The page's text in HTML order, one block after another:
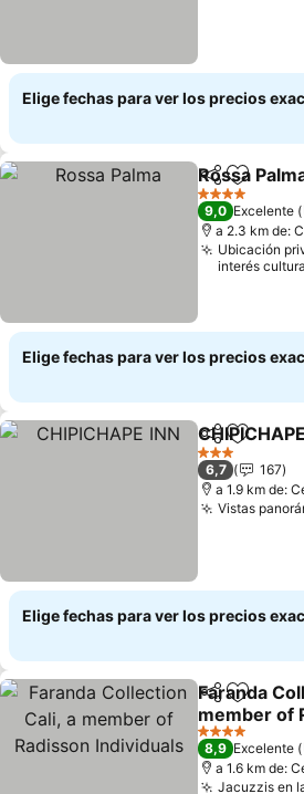
Elige fechas para ver los precios
Compartir
Rossa
4 Estrellas
9,0 Excelente
a 2.3 km de:
Ubicación
interés
Elige fechas para ver los precios
Compartir
3 Estrellas
6,7
167
a 1.9 km de:
Vistas
Elige fechas para ver los precios
Compartir
Faranda
member of
Individuals
4 Estrellas
8,9 Excelente
a 1.6 km de:
Jacuzzis en